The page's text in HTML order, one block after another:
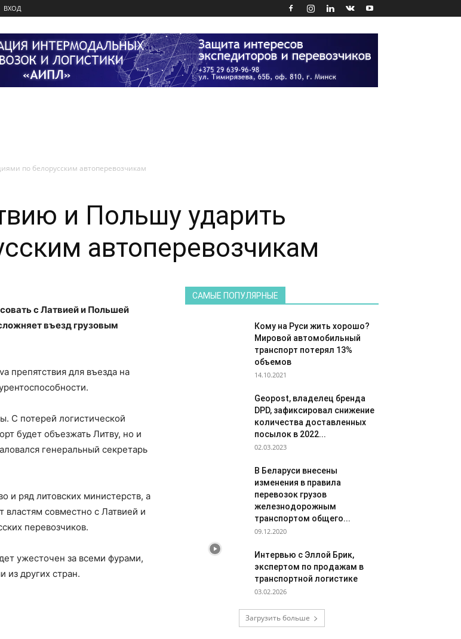
ВХОД
по белорусским автоперевозчикам
и Польшу ударить
автоперевозчикам
с Латвией и Польшей
въезд грузовым
препятствия для въезда на
С потерей логистической
будет объезжать Литву, но и
генеральный секретарь
и ряд литовских министерств, а
совместно с Латвией и
перевозчиков.
ужесточен за всеми фурами,
других стран.
САМЫЕ ПОПУЛЯРНЫЕ
Кому на Руси жить хорошо?
Мировой автомобильный
транспорт потерял 13%
объемов
14.10.2021
Geopost, владелец бренда
DPD, зафиксировал снижение
количества доставленных
посылок в 2022...
02.03.2023
В Беларуси внесены
изменения в правила
перевозок грузов
железнодорожным
транспортом общего...
09.12.2020
Интервью с Эллой Брик,
экспертом по продажам в
транспортной логистике
03.02.2026
Загрузить больше